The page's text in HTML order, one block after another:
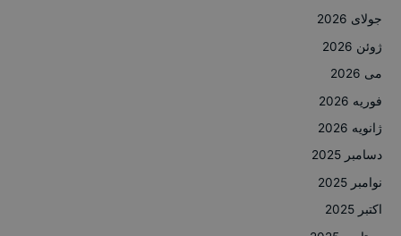
جولای 2026
ژوئن 2026
می 2026
فوریه 2026
ژانویه 2026
دسامبر 2025
نوامبر 2025
اکتبر 2025